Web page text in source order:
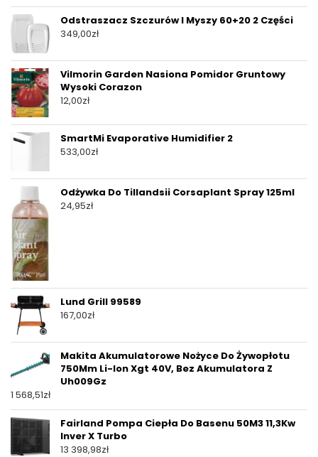
Odstraszacz Szczurów I Myszy 60+20 2 Części
349,00zł
Vilmorin Garden Nasiona Pomidor Gruntowy
Wysoki Corazon
12,00zł
SmartMi Evaporative Humidifier 2
533,00zł
Odżywka Do Tillandsii Corsaplant Spray 125ml
24,95zł
Lund Grill 99589
167,00zł
Makita Akumulatorowe Nożyce Do Żywopłotu
750Mm Li-Ion Xgt 40V, Bez Akumulatora Z
Uh009Gz
1 568,51zł
Fairland Pompa Ciepła Do Basenu 50M3 11,3Kw
Inver X Turbo
13 398,98zł